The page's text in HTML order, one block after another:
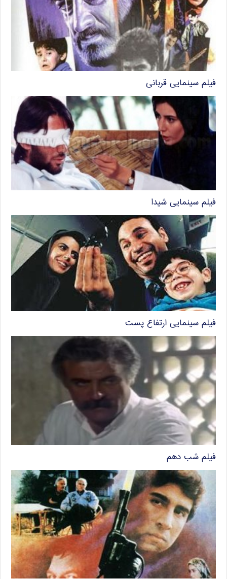
فیلم سینمایی قربانی
فیلم سینمایی شیدا
فیلم سینمایی ارتفاع پست
فیلم شب دهم